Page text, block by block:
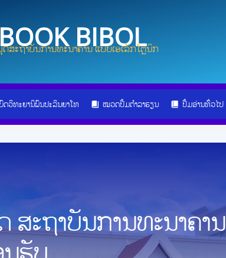
BIBOL
ສະຖາບັນການທະນາຄານ ແບບເອເລັກໂຕຼນິກ
ດວິທະຍານິພົນປະລິນຍາໂທ ໝວດປື້ມຕຳລາຮຽນ ປື້ມອ່ານທົ່ວໄປ
ະຖາບັນການທະນາຄານ